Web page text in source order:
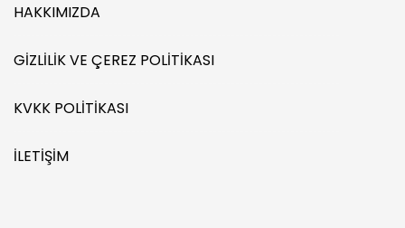
HAKKIMIZDA
GIZLILIK VE ÇEREZ POLITIKASI
KVKK POLITIKASI
İLETIŞIM